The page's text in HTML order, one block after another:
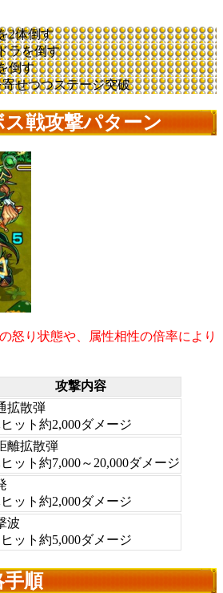
2体倒す
ラを倒す
倒す
せつつステージ突破
戦攻撃パターン
怒り状態や、属性相性の倍率により
攻撃内容
拡散弾
ット約2,000ダメージ
離拡散弾
ット約7,000～20,000ダメージ
ット約2,000ダメージ
波
ット約5,000ダメージ
順